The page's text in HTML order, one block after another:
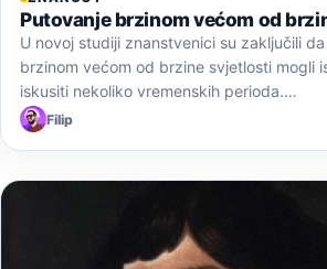
Putovanje brzinom većom od
U novoj studiji znanstvenici su zaključili
brzinom većom od brzine svjetlosti mogli
iskusiti nekoliko vremenskih perioda.…
Filip